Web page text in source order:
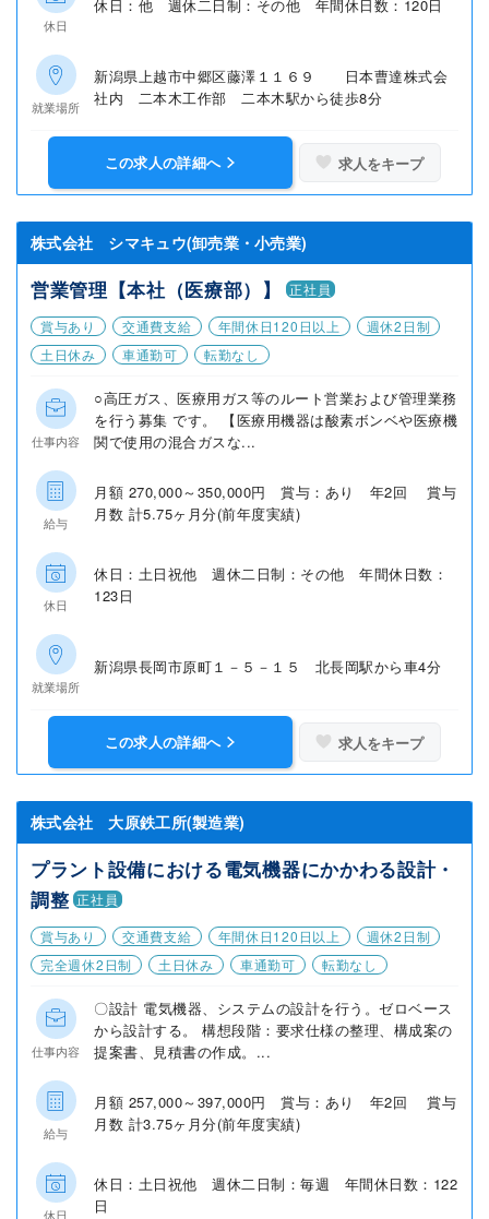
休日
休日：他 週休二日制：その他 年間休日数：120日
就業場所
新潟県上越市中郷区藤澤１１６９ 日本曹達株式会
社内 二本木工作部 二本木駅から徒歩8分
この求人の詳細へ 求人をキープ
株式会社 シマキュウ(卸売業・小売業)
営業管理【本社（医療部）】
正社員
賞与あり
交通費支給 年間休日120日以上
週休2日制
土日休み
車通勤可 転勤なし
仕事内容
○高圧ガス、医療用ガス等のルート営業および管理業務
を行う募集 です。 【医療用機器は酸素ボンベや医療機
関で使用の混合ガスな...
給与
月額 270,000～350,000円 賞与：あり 年2回 賞与
月数 計5.75ヶ月分(前年度実績)
休日
休日：土日祝他 週休二日制：その他 年間休日数：
123日
就業場所
新潟県長岡市原町１－５－１５ 北長岡駅から車4分
この求人の詳細へ 求人をキープ
株式会社 大原鉄工所(製造業)
プラント設備における電気機器にかかわる設計・
調整 正社員
賞与あり
交通費支給 年間休日120日以上
週休2日制
完全週休2日制
土日休み 車通勤可 転勤なし
仕事内容
〇設計 電気機器、システムの設計を行う。ゼロベース
から設計する。 構想段階：要求仕様の整理、構成案の
提案書、見積書の作成。...
給与
月額 257,000～397,000円 賞与：あり 年2回 賞与
月数 計3.75ヶ月分(前年度実績)
休日
休日：土日祝他 週休二日制：毎週 年間休日数：122
日